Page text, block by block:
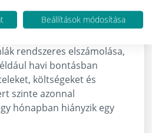
a főkönyvvel,
kifizetésének
rendszeres elszámolása,
havi bontásban
költségeket és
szinte azonnal
hónapban hiányzik egy
Beállítások módosítása